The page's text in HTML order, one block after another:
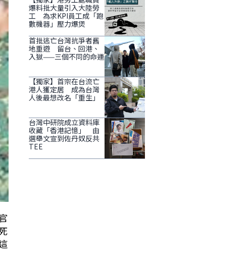
爆料批大量引入大陸勞
工 為求KPI員工成「跑
數機器」壓力爆煲
首批逃亡台灣抗爭者舊
地重遊 留台、回港、
入獄——三個不同的命運
【獨家】首宗在台流亡
港人獲定居 成為台灣
人後最想改名「重生」
台灣中研院成立資料庫
收藏「香港記憶」 由
選舉文宣到佐丹奴反共
TEE